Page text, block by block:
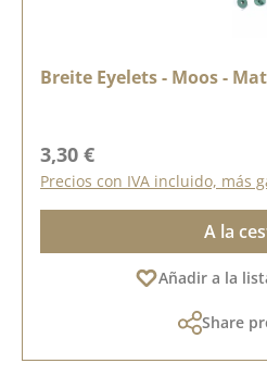
Breite Eyelets - Moos -
Precio normal:
3,30 €
Precios con IVA incluido, más
A la
Añadir a la
Share